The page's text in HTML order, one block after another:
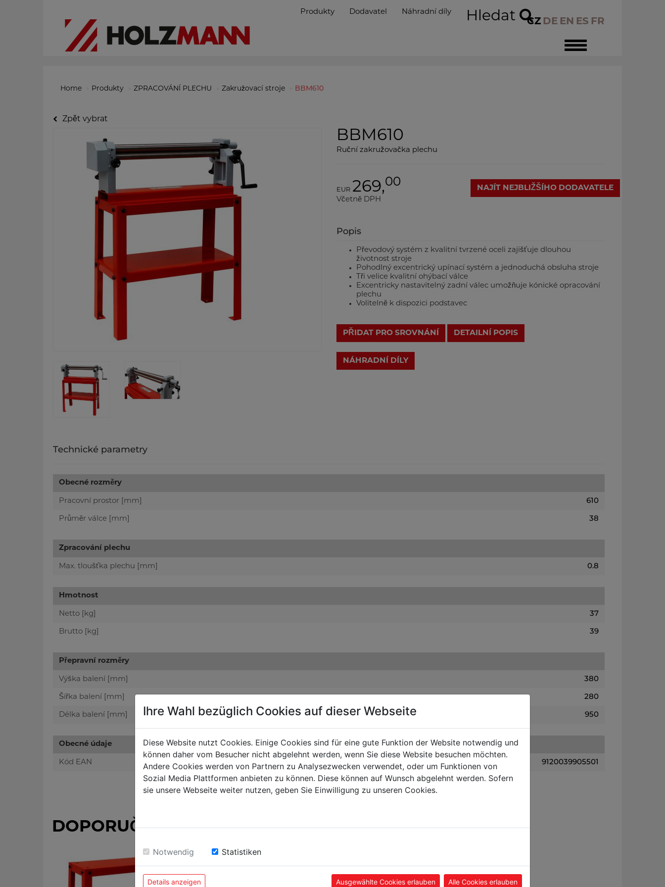
Toggle
navigation
CZ DE EN ES FR
Produkty Dodavatel Náhradní díly Hledat
Home Produkty ZPRACOVÁNÍ PLECHU Zakružovací stroje BBM610
Zpět vybrat
BBM610
Ruční zakružovačka plechu
EUR 269,00
Včetně DPH
NAJÍT NEJBLIŽŠÍHO DODAVATELE
Popis
Převodový systém z kvalitní tvrzené oceli zajišťuje dlouhou
životnost stroje
Pohodlný excentrický upínací systém a jednoduchá obsluha stroje
Tři velice kvalitní ohýbací válce
Excentricky nastavitelný zadní válec umožňuje kónické opracování
plechu
Volitelně k dispozici podstavec
PŘIDAT PRO SROVNÁNÍ DETAILNÍ POPIS
Technické parametry
Obecné rozměry
Pracovní prostor [mm] 610
Průměr válce [mm] 38
Zpracování plechu
Max. tloušťka plechu [mm] 0.8
Hmotnost
Netto [kg] 37
Brutto [kg] 39
Přepravní rozměry
Výška balení [mm] 380
Šířka balení [mm] 280
Délka balení [mm] 950
Obecné údaje
Kód EAN 9120039905501
DOPORUČENÉ PŘÍSLUŠENSTVÍ
Ihre Wahl bezüglich Cookies auf dieser Webseite
Diese Website nutzt Cookies. Einige Cookies sind für eine gute Funktion der Website notwendig und
können daher vom Besucher nicht abgelehnt werden, wenn Sie diese Website besuchen möchten.
Andere Cookies werden von Partnern zu Analysezwecken verwendet, oder um Funktionen von
Sozial Media Plattformen anbieten zu können. Diese können auf Wunsch abgelehnt werden. Sofern
sie unsere Webseite weiter nutzen, geben Sie Einwilligung zu unseren Cookies.
Notwendig Statistiken
Details anzeigen Ausgewählte Cookies erlauben Alle Cookies erlauben